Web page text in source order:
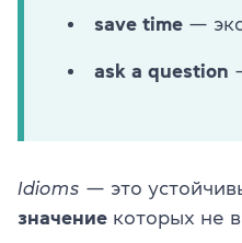
save time —
ask a question
Idioms — это
значение которых не